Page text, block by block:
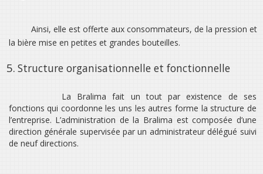
Ainsi, elle est offerte aux consommateurs, de la pression et
la bière mise en petites et grandes bouteilles.
5. Structure organisationnelle et fonctionnelle
La Bralima fait un tout par existence de ses
fonctions qui coordonne les uns les autres forme la structure de
l’entreprise. L’administration de la Bralima est composée d’une
direction générale supervisée par un administrateur délégué suivi
de neuf directions.